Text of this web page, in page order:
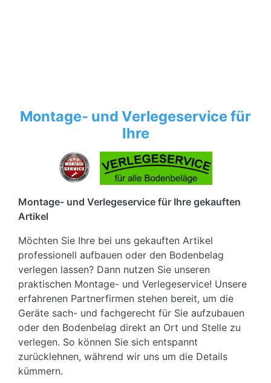
Montage- und Verlegeservice für
Ihre
Montage- und Verlegeservice für Ihre gekauften
Artikel
Möchten Sie Ihre bei uns gekauften Artikel
professionell aufbauen oder den Bodenbelag
verlegen lassen? Dann nutzen Sie unseren
praktischen Montage- und Verlegeservice! Unsere
erfahrenen Partnerfirmen stehen bereit, um die
Geräte sach- und fachgerecht für Sie aufzubauen
oder den Bodenbelag direkt an Ort und Stelle zu
verlegen. So können Sie sich entspannt
zurücklehnen, während wir uns um die Details
kümmern.